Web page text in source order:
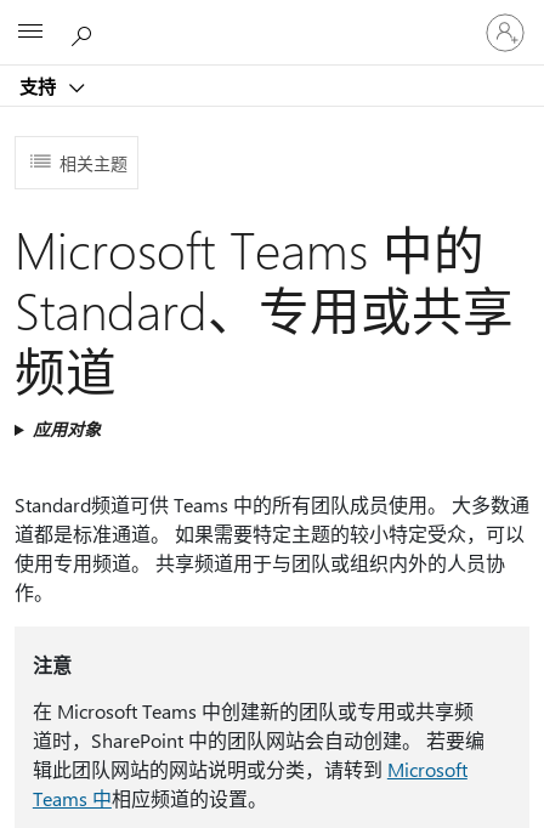
支持
请
登
录
相关主题
Microsoft Teams 中的
Standard、专用或共享
频道
应用对象
Standard频道可供 Teams 中的所有团队成员使用。 大多数通
道都是标准通道。 如果需要特定主题的较小特定受众，可以
使用专用频道。 共享频道用于与团队或组织内外的人员协
作。
注意
在 Microsoft Teams 中创建新的团队或专用或共享频
道时，SharePoint 中的团队网站会自动创建。 若要编
辑此团队网站的网站说明或分类，请转到 Microsoft
Teams 中相应频道的设置。